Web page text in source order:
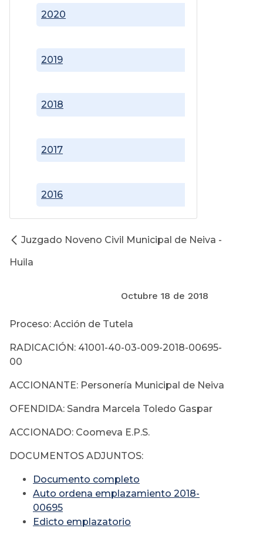
2016
2017
2018
2019
2020
Juzgado Noveno Civil Municipal de Neiva -
Huila
Octubre 18 de 2018
Proceso: Acción de Tutela
RADICACIÓN: 41001-40-03-009-2018-00695-
00
ACCIONANTE: Personería Municipal de Neiva
OFENDIDA: Sandra Marcela Toledo Gaspar
ACCIONADO: Coomeva E.P.S.
DOCUMENTOS ADJUNTOS:
Documento completo
Auto ordena emplazamiento 2018-
00695
Edicto emplazatorio